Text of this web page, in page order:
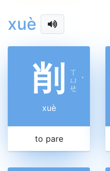
xuè
削
ㄒ
ㄩ
ㄝ
ˋ
xuè
to pare